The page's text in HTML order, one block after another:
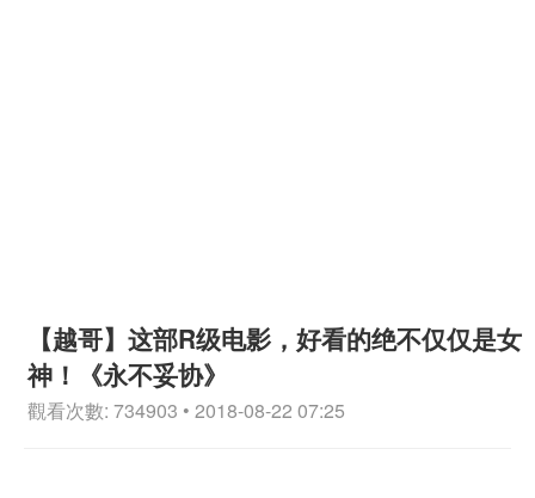
【越哥】这部R级电影，好看的绝不仅仅是女
神！《永不妥协》
觀看次數: 734903 • 2018-08-22 07:25